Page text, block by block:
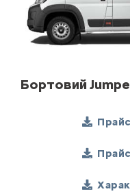
Бортовий